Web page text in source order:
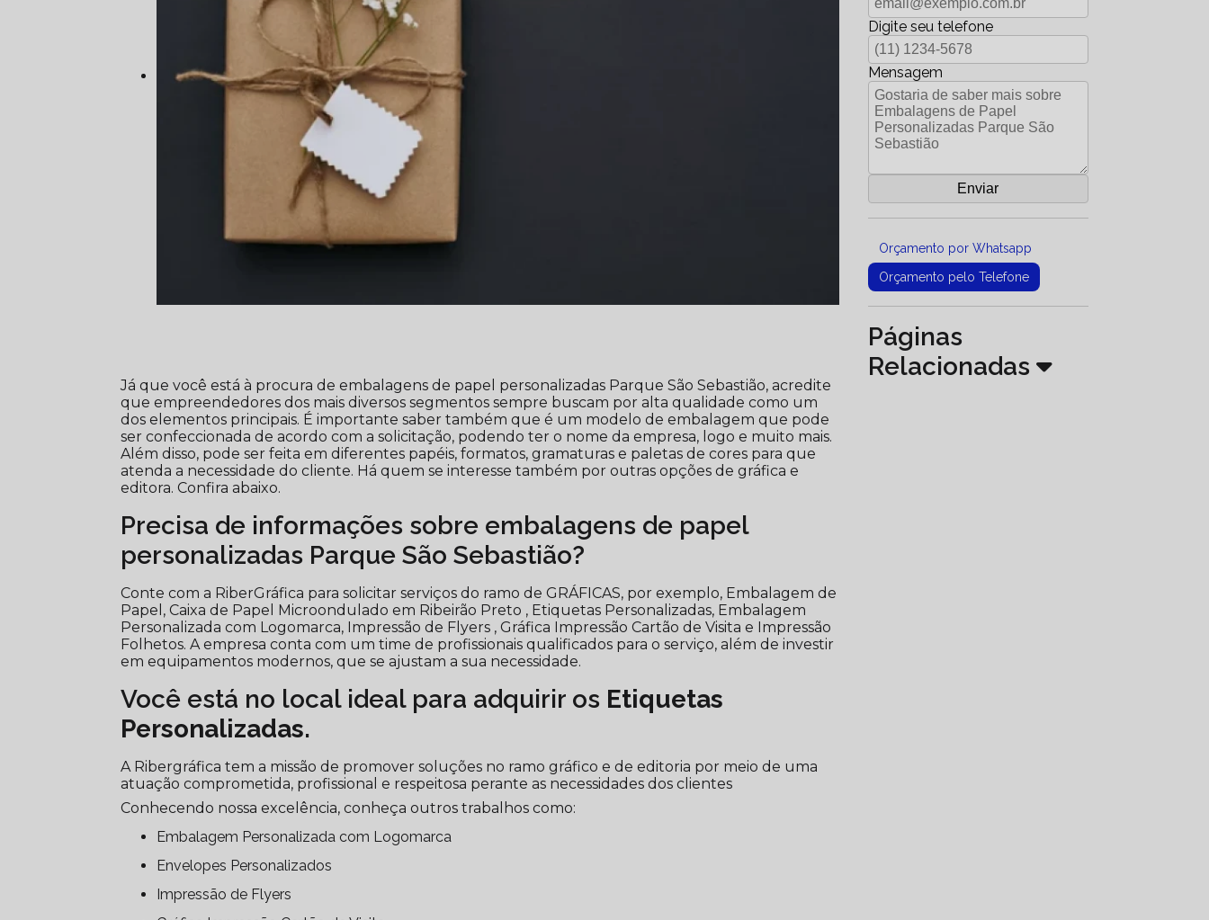
Já que você está à procura de embalagens de papel personalizadas Parque São Sebastião, acredite
que empreendedores dos mais diversos segmentos sempre buscam por alta qualidade como um
dos elementos principais. É importante saber também que é um modelo de embalagem que pode
ser confeccionada de acordo com a solicitação, podendo ter o nome da empresa, logo e muito mais.
Além disso, pode ser feita em diferentes papéis, formatos, gramaturas e paletas de cores para que
atenda a necessidade do cliente. Há quem se interesse também por outras opções de gráfica e
editora. Confira abaixo.
Precisa de informações sobre embalagens de papel
personalizadas Parque São Sebastião?
Conte com a RiberGráfica para solicitar serviços do ramo de GRÁFICAS, por exemplo, Embalagem de
Papel, Caixa de Papel Microondulado em Ribeirão Preto , Etiquetas Personalizadas, Embalagem
Personalizada com Logomarca, Impressão de Flyers , Gráfica Impressão Cartão de Visita e Impressão
Folhetos. A empresa conta com um time de profissionais qualificados para o serviço, além de investir
em equipamentos modernos, que se ajustam a sua necessidade.
Você está no local ideal para adquirir os Etiquetas
Personalizadas.
A Ribergráfica tem a missão de promover soluções no ramo gráfico e de editoria por meio de uma
atuação comprometida, profissional e respeitosa perante as necessidades dos clientes
Conhecendo nossa excelência, conheça outros trabalhos como:
Embalagem Personalizada com Logomarca
Envelopes Personalizados
Impressão de Flyers
Digite seu telefone
Mensagem
Orçamento por Whatsapp
Orçamento pelo Telefone
Páginas
Relacionadas